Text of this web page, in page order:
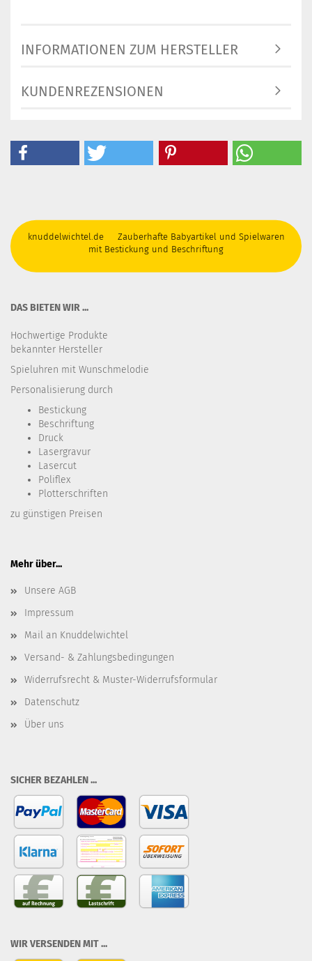
INFORMATIONEN ZUM HERSTELLER
KUNDENREZENSIONEN
knuddelwichtel.de Zauberhafte Babyartikel und Spielwaren
mit Bestickung und Beschriftung
DAS BIETEN WIR ...
Hochwertige Produkte
bekannter Hersteller
Spieluhren mit Wunschmelodie
Personalisierung durch
Bestickung​
Beschriftung
Druck
Lasergravur
Lasercut
Poliflex
Plotterschriften
zu günstigen Preisen
Mehr über...
Unsere AGB
Impressum
Mail an Knuddelwichtel
Versand- & Zahlungsbedingungen
Widerrufsrecht & Muster-Widerrufsformular
Datenschutz
Über uns
SICHER BEZAHLEN ...
WIR VERSENDEN MIT ...